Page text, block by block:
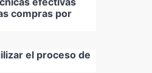
compras por
el proceso de